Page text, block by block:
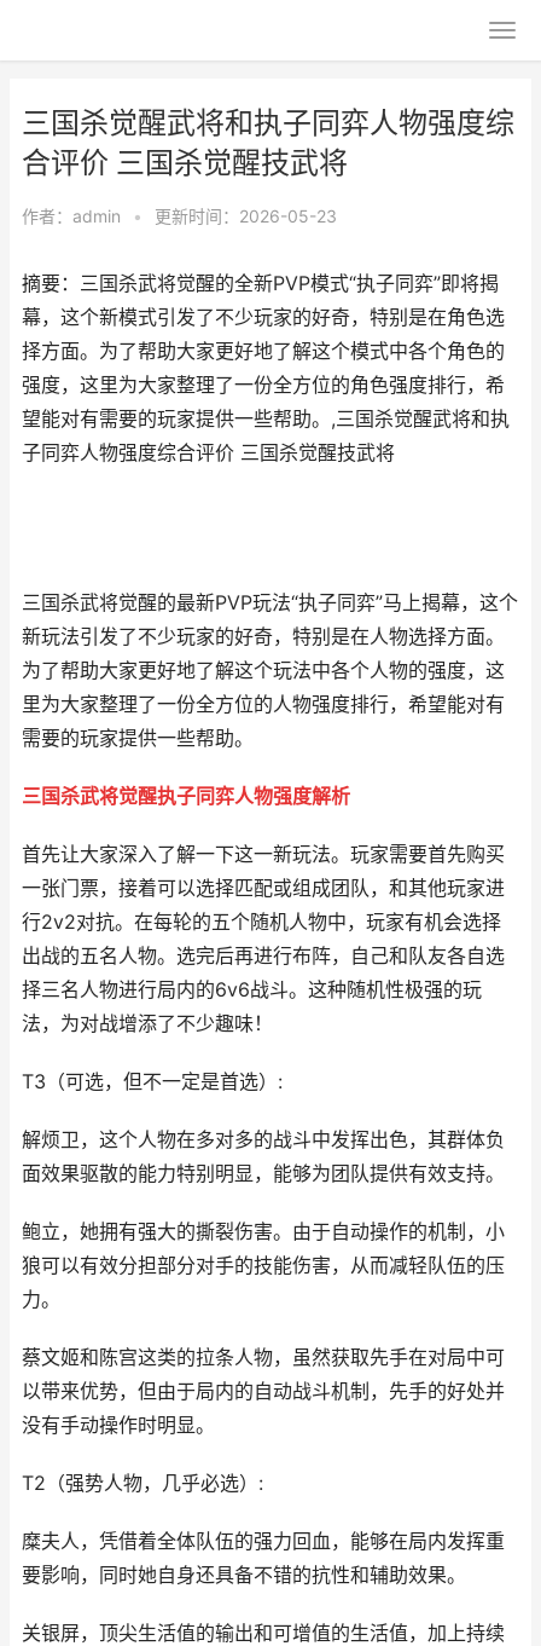
三国杀觉醒武将和执子同弈人物强度综
合评价 三国杀觉醒技武将
作者： admin • 更新时间：2026-05-23
摘要：三国杀武将觉醒的全新PVP模式“执子同弈”即将揭
幕，这个新模式引发了不少玩家的好奇，特别是在角色选
择方面。为了帮助大家更好地了解这个模式中各个角色的
强度，这里为大家整理了一份全方位的角色强度排行，希
望能对有需要的玩家提供一些帮助。,三国杀觉醒武将和执
子同弈人物强度综合评价 三国杀觉醒技武将
三国杀武将觉醒的最新PVP玩法“执子同弈”马上揭幕，这个
新玩法引发了不少玩家的好奇，特别是在人物选择方面。
为了帮助大家更好地了解这个玩法中各个人物的强度，这
里为大家整理了一份全方位的人物强度排行，希望能对有
需要的玩家提供一些帮助。
三国杀武将觉醒执子同弈人物强度解析
首先让大家深入了解一下这一新玩法。玩家需要首先购买
一张门票，接着可以选择匹配或组成团队，和其他玩家进
行2v2对抗。在每轮的五个随机人物中，玩家有机会选择
出战的五名人物。选完后再进行布阵，自己和队友各自选
择三名人物进行局内的6v6战斗。这种随机性极强的玩
法，为对战增添了不少趣味！
T3（可选，但不一定是首选）:
解烦卫，这个人物在多对多的战斗中发挥出色，其群体负
面效果驱散的能力特别明显，能够为团队提供有效支持。
鲍立，她拥有强大的撕裂伤害。由于自动操作的机制，小
狼可以有效分担部分对手的技能伤害，从而减轻队伍的压
力。
蔡文姬和陈宫这类的拉条人物，虽然获取先手在对局中可
以带来优势，但由于局内的自动战斗机制，先手的好处并
没有手动操作时明显。
T2（强势人物，几乎必选）:
糜夫人，凭借着全体队伍的强力回血，能够在局内发挥重
要影响，同时她自身还具备不错的抗性和辅助效果。
关银屏，顶尖生活值的输出和可增值的生活值，加上持续